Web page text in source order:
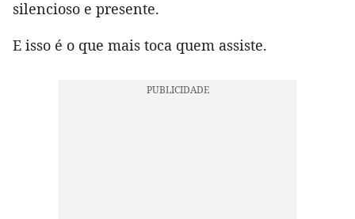
silencioso e presente.
E isso é o que mais toca quem assiste.